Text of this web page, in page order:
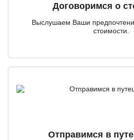
Договоримся о
Выслушаем Ваши
стоимости.
Отправимся в